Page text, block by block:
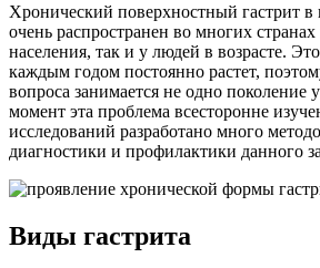
Хронический поверхностный гастрит в
очень распространен во многих
населения, так и у людей в возрасте.
каждым годом постоянно растет,
вопроса занимается не одно
момент эта проблема всесторонне
исследований разработано много
диагностики и профилактики данного
Виды гастрита